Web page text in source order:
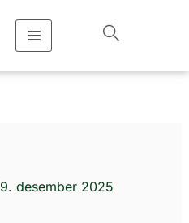
9. desember 2025